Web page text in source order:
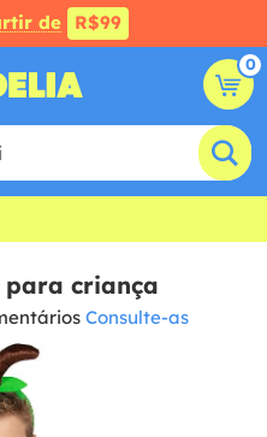
de R$99
0
para criança
Consulte-as